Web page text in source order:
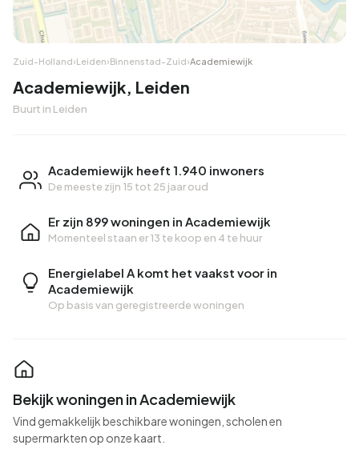
Zuid-Holland›Leiden›Binnenstad-Zuid›Academiewijk
Academiewijk, Leiden
Buurt in Leiden
Academiewijk heeft 1.940 inwoners
De meeste zijn 15 tot 25 jaar oud
Er zijn 899 woningen in Academiewijk
Momenteel staan er13 te koop en 4 te huur
Energielabel A komt het vaakst voor in
Academiewijk
Op basis van geregistreerde woningen
Bekijk woningen in Academiewijk
Vind gemakkelijk beschikbare woningen, scholen en
supermarkten op onze kaart.